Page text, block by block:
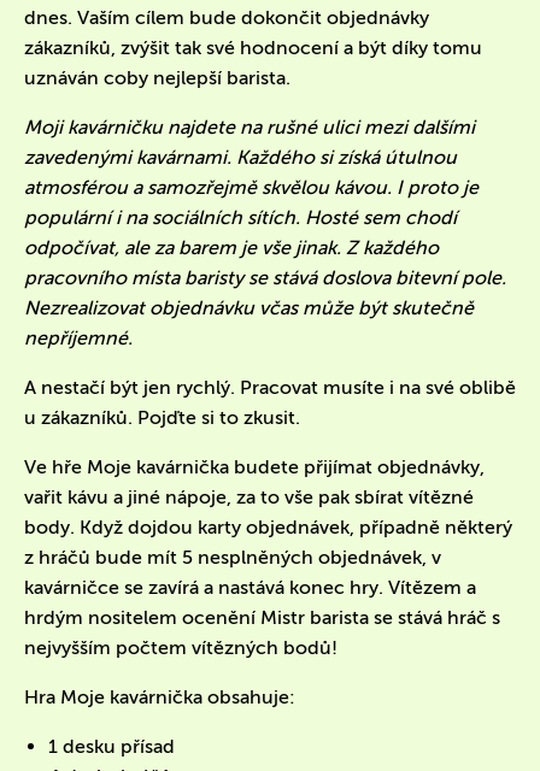
dnes. Vaším cílem bude dokončit objednávky
zákazníků, zvýšit tak své hodnocení a být díky tomu
uznáván coby nejlepší barista.
Moji kavárničku najdete na rušné ulici mezi dalšími
zavedenými kavárnami. Každého si získá útulnou
atmosférou a samozřejmě skvělou kávou. I proto je
populární i na sociálních sítích. Hosté sem chodí
odpočívat, ale za barem je vše jinak. Z každého
pracovního místa baristy se stává doslova bitevní pole.
Nezrealizovat objednávku včas může být skutečně
nepříjemné.
A nestačí být jen rychlý. Pracovat musíte i na své oblibě
u zákazníků. Pojďte si to zkusit.
Ve hře Moje kavárnička budete přijímat objednávky,
vařit kávu a jiné nápoje, za to vše pak sbírat vítězné
body. Když dojdou karty objednávek, případně některý
z hráčů bude mít 5 nesplněných objednávek, v
kavárničce se zavírá a nastává konec hry. Vítězem a
hrdým nositelem ocenění Mistr barista se stává hráč s
nejvyšším počtem vítězných bodů!
Hra Moje kavárnička obsahuje:
1 desku přísad